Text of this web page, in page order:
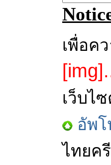
เพื่อค
เว็บไ
อัพ
ไทยค